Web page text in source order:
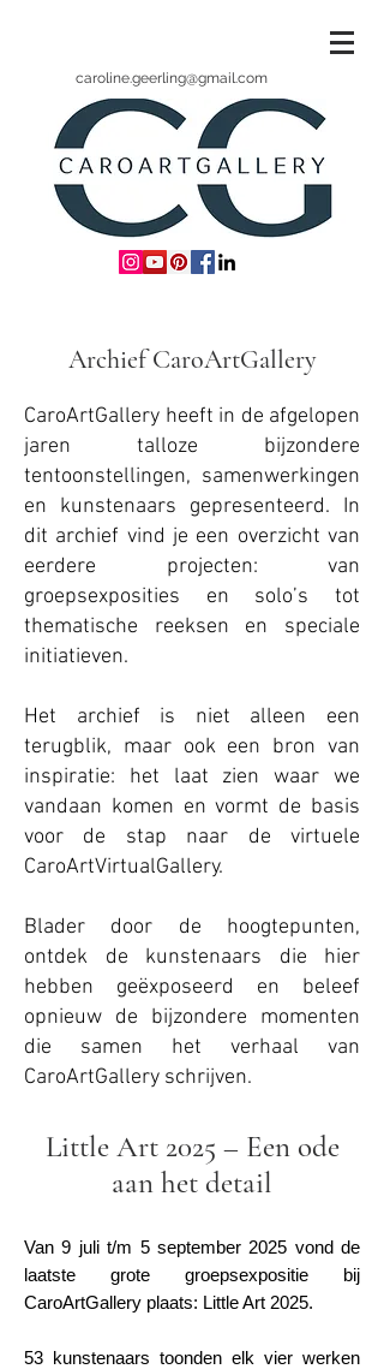
caroline.geerling@gmail.com
Archief CaroArtGallery
CaroArtGallery heeft in de afgelopen
jaren talloze bijzondere
tentoonstellingen, samenwerkingen
en kunstenaars gepresenteerd. In
dit archief vind je een overzicht van
eerdere projecten: van
groepsexposities en solo’s tot
thematische reeksen en speciale
initiatieven.
Het archief is niet alleen een
terugblik, maar ook een bron van
inspiratie: het laat zien waar we
vandaan komen en vormt de basis
voor de stap naar de virtuele
CaroArtVirtualGallery.
Blader door de hoogtepunten,
ontdek de kunstenaars die hier
hebben geëxposeerd en beleef
opnieuw de bijzondere momenten
die samen het verhaal van
CaroArtGallery schrijven.
Little Art 2025 – Een ode
aan het detail
Van 9 juli t/m 5 september 2025 vond de
laatste grote groepsexpositie bij
CaroArtGallery plaats: Little Art 2025.
53 kunstenaars toonden elk vier werken